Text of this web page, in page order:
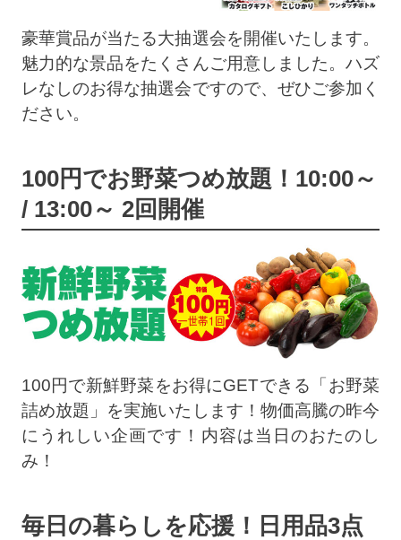
豪華賞品が当たる大抽選会を開催いたします。
魅力的な景品をたくさんご用意しました。ハズ
レなしのお得な抽選会ですので、ぜひご参加く
ださい。
100円でお野菜つめ放題！10:00～
/ 13:00～ 2回開催
100円で新鮮野菜をお得にGETできる「お野菜
詰め放題」を実施いたします！物価高騰の昨今
にうれしい企画です！内容は当日のおたのし
み！
毎日の暮らしを応援！日用品3点